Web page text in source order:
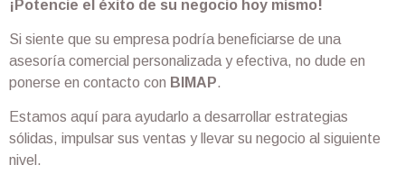
¡Potencie el éxito de su negocio hoy mismo!
Si siente que su empresa podría beneficiarse de una
asesoría comercial personalizada y efectiva, no dude en
ponerse en contacto con BIMAP.
Estamos aquí para ayudarlo a desarrollar estrategias
sólidas, impulsar sus ventas y llevar su negocio al siguiente
nivel.